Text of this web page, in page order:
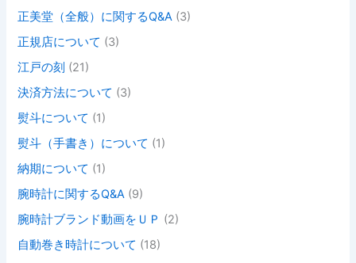
正美堂（全般）に関するQ&A (3)
正規店について (3)
江戸の刻 (21)
決済方法について (3)
熨斗について (1)
熨斗（手書き）について (1)
納期について (1)
腕時計に関するQ&A (9)
腕時計ブランド動画をＵＰ (2)
自動巻き時計について (18)